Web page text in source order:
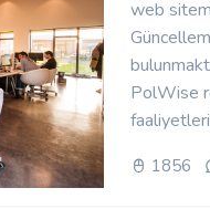
web
PolWise
1856